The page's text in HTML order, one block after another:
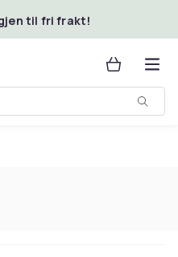
til fri frakt!